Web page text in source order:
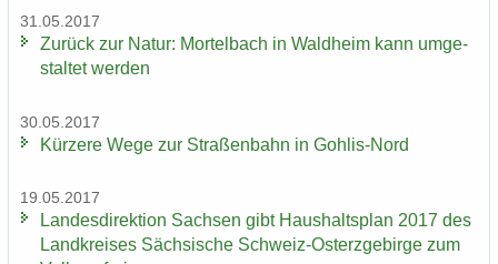
31.05.2017
Zu­rück zur Natur: Mor­tel­bach in Wald­heim kann um­ge­
stal­tet wer­den
30.05.2017
Kür­ze­re Wege zur Stra­ßen­bahn in Gohlis-​Nord
19.05.2017
Lan­des­di­rek­ti­on Sach­sen gibt Haus­halts­plan 2017 des
Land­krei­ses Säch­si­sche Schweiz-​Osterzgebirge zum